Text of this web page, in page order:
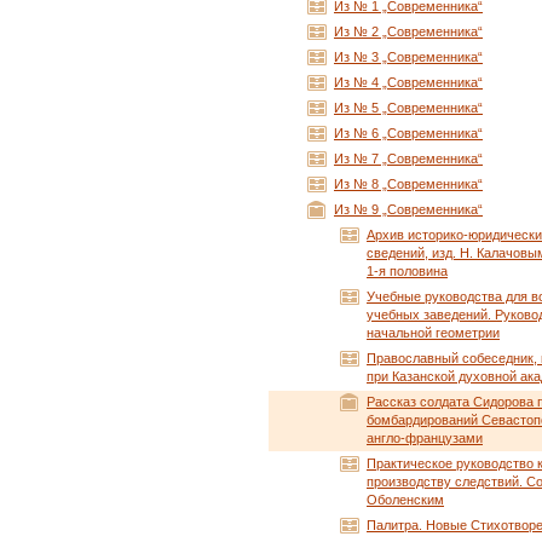
Из № 1 „Современника“
Из № 2 „Современника“
Из № 3 „Современника“
Из № 4 „Современника“
Из № 5 „Современника“
Из № 6 „Современника“
Из № 7 „Современника“
Из № 8 „Современника“
Из № 9 „Современника“
Архив историко-
сведений, изд. Н.
1-я половина
Учебные руководства для
учебных заведений.
начальной геометрии
Православный собеседник,
при Казанской духовной
Рассказ солдата Сидорова
бомбардирований
англо-французами
Практическое руководство к
производству следствий.
Оболенским
Палитра. Новые